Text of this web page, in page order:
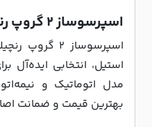
اسپرسوساز 2 گروپ رنچیلیو (Rancilio)
استیل، انتخابی ایده‌آل
بهترین قیمت و ضمانت